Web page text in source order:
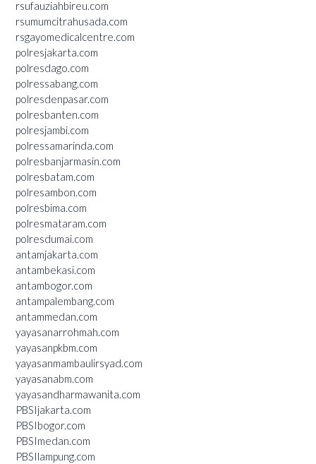
rsufauziahbireu.com
rsumumcitrahusada.com
rsgayomedicalcentre.com
polresjakarta.com
polresdago.com
polressabang.com
polresdenpasar.com
polresbanten.com
polresjambi.com
polressamarinda.com
polresbanjarmasin.com
polresbatam.com
polresambon.com
polresbima.com
polresmataram.com
polresdumai.com
antamjakarta.com
antambekasi.com
antambogor.com
antampalembang.com
antammedan.com
yayasanarrohmah.com
yayasanpkbm.com
yayasanmambaulirsyad.com
yayasanabm.com
yayasandharmawanita.com
PBSIjakarta.com
PBSIbogor.com
PBSImedan.com
PBSIlampung.com